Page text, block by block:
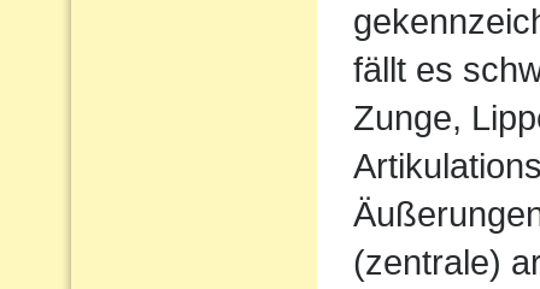
fällt es
Zunge,
(zentrale)